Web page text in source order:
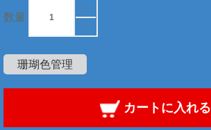
数量
珊瑚色管理
カートに入れる